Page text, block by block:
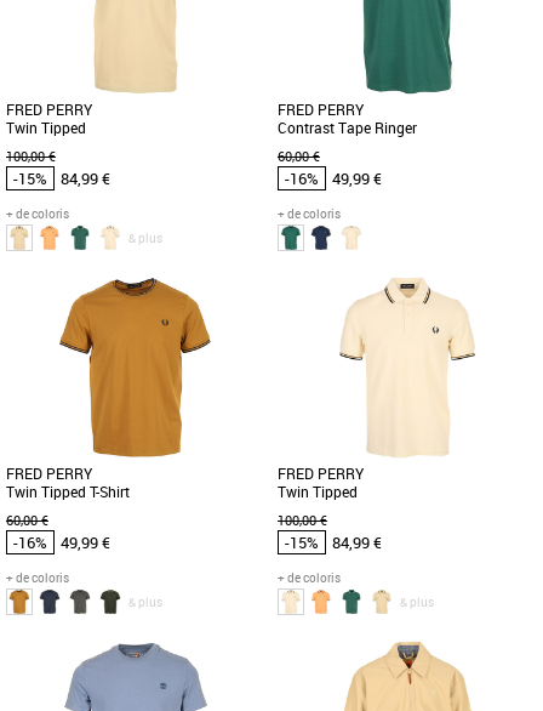
saisons printemps-été. [...]
confort, idéal pour la saison [...]
FRED PERRY
Twin Tipped
100,00 €
-15% 84,99 €
+ de coloris
& plus
Vêtements pas cher et Promos
Vêtements
Découvrez le polo Fred Perry Twin
Tipped, un incontournable de la mode
masculine pour la saison printemps-été
FRED PERRY
Contrast Tape Ringer
60,00 €
-16% 49,99 €
+ de coloris
Vêtements pas cher et Promos
Vêtements
Le T-shirt Fred Perry Contrast Tape
Ringer est un essentiel de la garde-robe
FRED PERRY
Twin Tipped T-Shirt
60,00 €
-16% 49,99 €
+ de coloris
& plus
Vêtements pas cher et Promos
Vêtements
FRED PERRY
Twin Tipped
100,00 €
-15% 84,99 €
+ de coloris
& plus
Vêtements pas cher et Promos